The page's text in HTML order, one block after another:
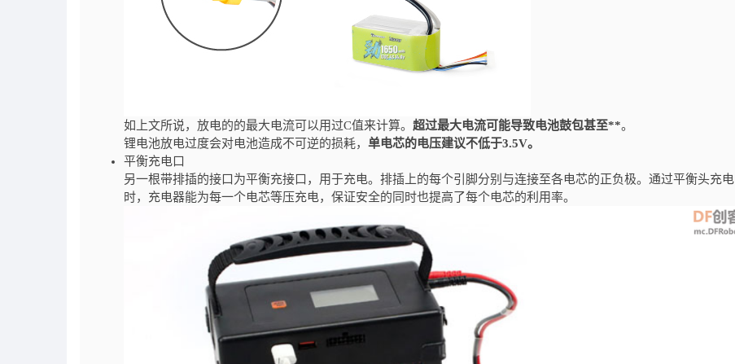
如上文所说，放电的的最大电流可以用过C值来计算。 超过最大电流可能导致电池鼓包甚至**。
锂电池放电过度会对电池造成不可逆的损耗， 单电芯的电压建议不低于3.5V。
平衡充电口
另一根带排插的接口为平衡充接口，用于充电。排插上的每个引脚分别与连接至各电芯的正负极。通过平衡头充电
时，充电器能为每一个电芯等压充电，保证安全的同时也提高了每个电芯的利用率。